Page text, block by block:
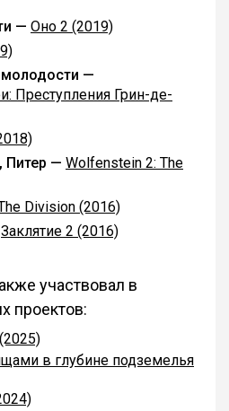
— Оно 2 (2019)
—
Преступления Грин-де-
Питер — Wolfenstein 2: The
Division (2016)
Заклятие 2 (2016)
участвовал в
проектов:
в глубине подземелья